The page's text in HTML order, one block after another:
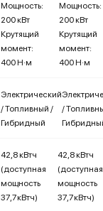
Мощность:
200 кВт
Крутящий
момент:
400 Н·м
Мощность:
200 кВт
Крутящий
момент:
400 Н·м
Электрический
/ Топливный /
Гибридный
/
42,8 кВтч
(доступная
мощность
37,7кВтч)
42,8 кВтч
(доступная
мощность
37,7кВтч)